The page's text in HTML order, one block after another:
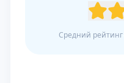
Средний рейтинг